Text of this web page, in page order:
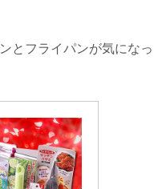
とフライパンが気になっ